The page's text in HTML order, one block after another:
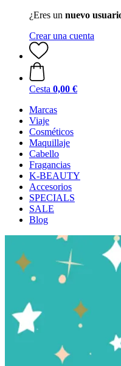
¿Eres un nuevo
Crear una cuenta
Cesta 0,00 €
Marcas
Viaje
Cosméticos
Maquillaje
Cabello
Fragancias
K-BEAUTY
Accesorios
SPECIALS
SALE
Blog